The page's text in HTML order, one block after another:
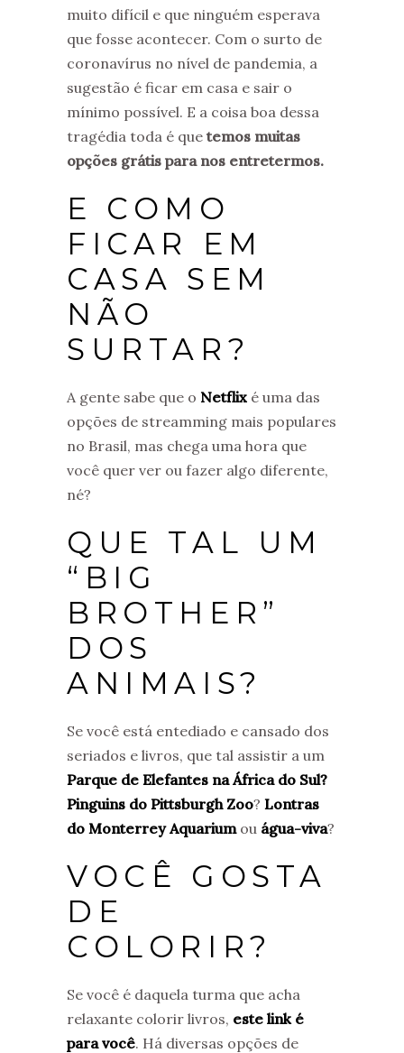
muito difícil e que ninguém esperava
que fosse acontecer. Com o surto de
coronavírus no nível de pandemia, a
sugestão é ficar em casa e sair o
mínimo possível. E a coisa boa dessa
tragédia toda é que temos muitas
opções grátis para nos entretermos.
E COMO
FICAR EM
CASA SEM
NÃO
SURTAR?
A gente sabe que o Netflix é uma das
opções de streamming mais populares
no Brasil, mas chega uma hora que
você quer ver ou fazer algo diferente,
né?
QUE TAL UM
“BIG
BROTHER”
DOS
ANIMAIS?
Se você está entediado e cansado dos
seriados e livros, que tal assistir a um
Parque de Elefantes na África do Sul?
Pinguins do Pittsburgh Zoo? Lontras
do Monterrey Aquariumou água-viva?
VOCÊ GOSTA
DE
COLORIR?
Se você é daquela turma que acha
relaxante colorir livros, este link é
para você. Há diversas opções de